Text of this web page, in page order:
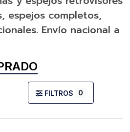
espejos completos,
Envío nacional a
FILTROS 0